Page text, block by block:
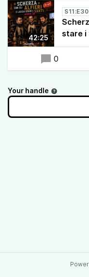
42:25
S11:E30
stare i
0
Your handle